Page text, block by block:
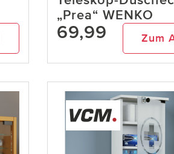
„Prea“ WENKO
69,99 Zum